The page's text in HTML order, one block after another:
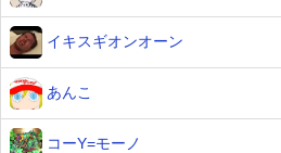
イキスギオンオーン
あんこ
コーY=モーノ